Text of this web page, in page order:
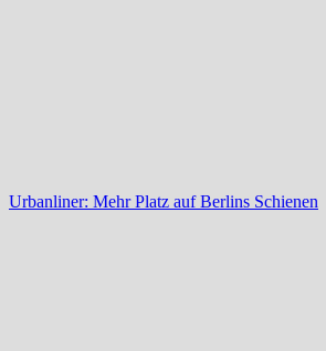
Urbanliner: Mehr Platz auf Berlins Schienen